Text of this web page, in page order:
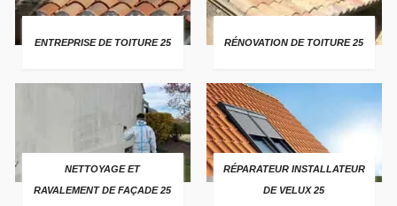
ENTREPRISE DE TOITURE 25 RÉNOVATION DE TOITURE 25
NETTOYAGE ET
RAVALEMENT DE FAÇADE 25
RÉPARATEUR INSTALLATEUR
DE VELUX 25